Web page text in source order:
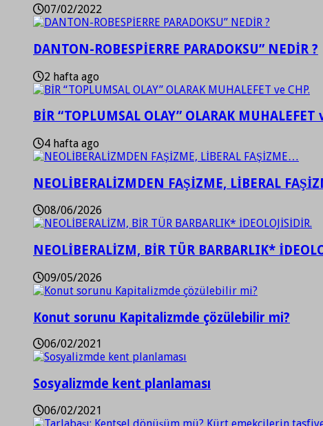
07/02/2022
DANTON-ROBESPİERRE PARADOKSU” NEDİR ?
2 hafta ago
BİR “TOPLUMSAL OLAY” OLARAK MUHALEFET
4 hafta ago
NEOLİBERALİZMDEN FAŞİZME, LİBERAL
08/06/2026
NEOLİBERALİZM, BİR TÜR BARBARLIK*
09/05/2026
Konut sorunu Kapitalizmde çözülebilir mi?
06/02/2021
Sosyalizmde kent planlaması
06/02/2021